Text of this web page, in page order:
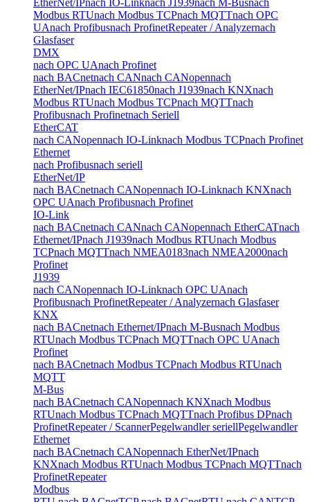
EtherNet/IPnach IO-Linknach J1939nach M-Busnach
Modbus RTUnach Modbus TCPnach MQTTnach OPC
UAnach Profibusnach ProfinetRepeater / Analyzernach
Glasfaser
DMX
nach OPC UAnach Profinet
nach BACnetnach CANnach CANopennach
EtherNet/IPnach IEC61850nach J1939nach KNXnach
Modbus RTUnach Modbus TCPnach MQTTnach
Profibusnach Profinetnach Seriell
EtherCAT
nach CANopennach IO-Linknach Modbus TCPnach Profinet
Ethernet
nach Profibusnach seriell
EtherNet/IP
nach BACnetnach CANopennach IO-Linknach KNXnach
OPC UAnach Profibusnach Profinet
IO-Link
nach BACnetnach CANnach CANopennach EtherCATnach
Ethernet/IPnach J1939nach Modbus RTUnach Modbus
TCPnach MQTTnach NMEA0183nach NMEA2000nach
Profinet
J1939
nach CANopennach IO-Linknach OPC UAnach
Profibusnach ProfinetRepeater / Analyzernach Glasfaser
KNX
nach BACnetnach Ethernet/IPnach M-Busnach Modbus
RTUnach Modbus TCPnach MQTTnach OPC UAnach
Profinet
nach BACnetnach Modbus TCPnach Modbus RTUnach
MQTT
M-Bus
nach BACnetnach CANopennach KNXnach Modbus
RTUnach Modbus TCPnach MQTTnach Profibus DPnach
ProfinetRepeater / ScannerPegelwandler seriellPegelwandler
Ethernet
nach BACnetnach CANopennach EtherNet/IPnach
KNXnach Modbus RTUnach Modbus TCPnach MQTTnach
ProfinetRepeater
Modbus